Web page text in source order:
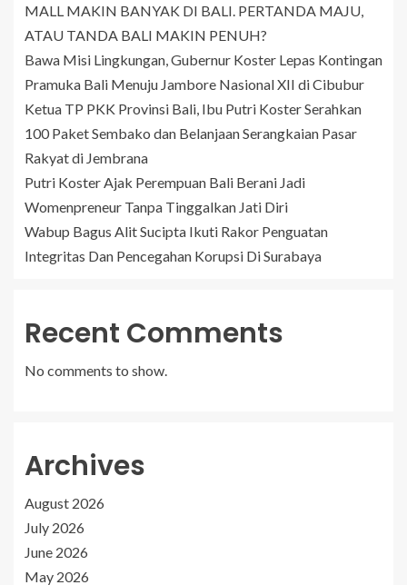
MALL MAKIN BANYAK DI BALI. PERTANDA MAJU,
ATAU TANDA BALI MAKIN PENUH?
Bawa Misi Lingkungan, Gubernur Koster Lepas Kontingan
Pramuka Bali Menuju Jambore Nasional XII di Cibubur
Ketua TP PKK Provinsi Bali, Ibu Putri Koster Serahkan
100 Paket Sembako dan Belanjaan Serangkaian Pasar
Rakyat di Jembrana
Putri Koster Ajak Perempuan Bali Berani Jadi
Womenpreneur Tanpa Tinggalkan Jati Diri
Wabup Bagus Alit Sucipta Ikuti Rakor Penguatan
Integritas Dan Pencegahan Korupsi Di Surabaya
Recent Comments
No comments to show.
Archives
August 2026
July 2026
June 2026
May 2026